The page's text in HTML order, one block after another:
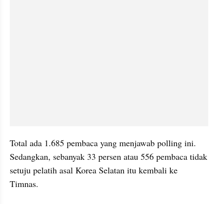
Total ada 1.685 pembaca yang menjawab polling ini.
Sedangkan, sebanyak 33 persen atau 556 pembaca tidak
setuju pelatih asal Korea Selatan itu kembali ke
Timnas.